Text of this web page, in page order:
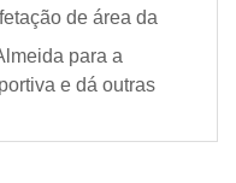
de área da
para a
e dá outras